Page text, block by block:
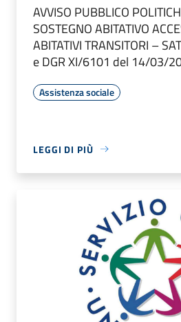
AVVISO PUBBLICO
SOSTEGNO ABITATIVO
ABITATIVI TRANSITORI –
e DGR XI/6101 del 14/03/
Assistenza sociale
LEGGI DI PIÙ